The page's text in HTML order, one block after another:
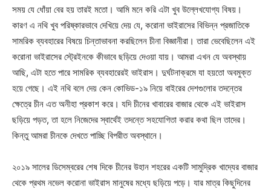
সময় যে ধোঁয়া বের হয় তারই মতো। আমি মনে করি এটা খুব উল্লেখযোগ্য বিষয়।
কারণ এ নথি খুব পরিষ্কারভাবে দেখিয়ে দেয় যে, করোনা ভাইরাসের বিভিন্ন প্রজাতিকে
সামরিক ব্যবহারের বিষয়ে চিন্তাভাবনা করছিলেন চীনা বিজ্ঞানীরা। তারা ভেবেছিলেন এই
করোনা ভাইরাসের স্ট্রেইনকে কীভাবে ছড়িয়ে দেওয়া যায়। আমরা এখন যে অবস্থায়
আছি, এটা হতে পারে সামরিক ব্যবহারেরই ভাইরাস। দুর্ঘটনাক্রমে যা হয়তো অবমুক্ত
হয়ে গেছে। এই নথি বলে দেয় কেন কোভিড-১৯ নিয়ে বাইরের দেশগুলোর তদন্তের
ক্ষেত্রে চীন এত অনীহা প্রকাশ করে। যদি চীনের খাবারের বাজার থেকে এই ভাইরাস
ছড়িয়ে পড়ত, তা হলে নিজেদের স্বার্থেই তদন্তে সহযোগিতা করার কথা ছিল তাদের।
কিন্তু আমরা চীনকে দেখতে পাচ্ছি বিপরীত অবস্থানে।
২০১৯ সালের ডিসেম্বরের শেষ দিকে চীনের উহান শহরের একটি সামুদ্রিক খাদ্যের বাজার
থেকে প্রথম নভেল করোনা ভাইরাস মানুষের মধ্যে ছড়িয়ে পড়ে। যার মাত্র কিছুদিনের